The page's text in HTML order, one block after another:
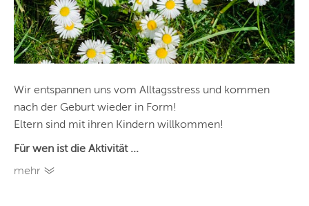
Wir entspannen uns vom Alltagsstress und kommen
nach der Geburt wieder in Form!
Eltern sind mit ihren Kindern willkommen!
Für wen ist die Aktivität ...
mehr